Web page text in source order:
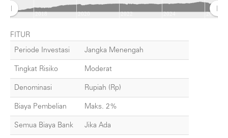
2018 2020 2022 2024 2026
FITUR
Periode Investasi
Jangka Menengah
Tingkat Risiko Moderat
Denominasi Rupiah (Rp)
Biaya Pembelian Maks. 2%
Semua Biaya Bank Jika Ada